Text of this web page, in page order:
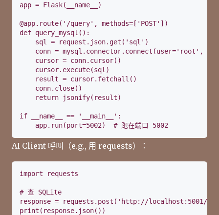
app = Flask(__name__)
@app.route('/query', methods=['POST'])
def query_mysql():
    sql = request.json.get('sql')
conn = mysql.connector.connect(user='root',
    cursor = conn.cursor()
    cursor.execute(sql)
    result = cursor.fetchall()
    conn.close()
    return jsonify(result)
if __name__ == '__main__':
    app.run(port=5002)  # 跑在端口 5002
AI Client 呼叫（e.g., 用 requests）：
import requests
# 查 SQLite
response = requests.post('http://localhost:5001/
print(response.json())